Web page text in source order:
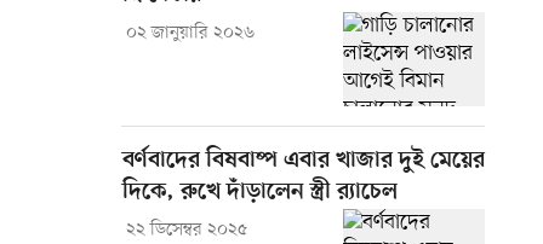
০২ জানুয়ারি ২০২৬
বর্ণবাদের বিষবাষ্প এবার খাজার দুই মেয়ের
দিকে, রুখে দাঁড়ালেন স্ত্রী র‍্যাচেল
২২ ডিসেম্বর ২০২৫